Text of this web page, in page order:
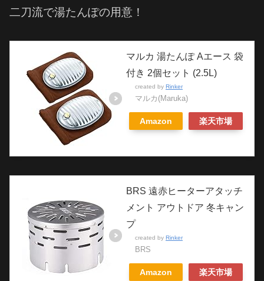
二刀流で湯たんぽの用意！
マルカ 湯たんぽ Aエース 袋
付き 2個セット (2.5L)
created by Rinker
マルカ(Maruka)
Amazon 楽天市場
BRS 遠赤ヒーターアタッチ
メント アウトドア 冬キャン
プ
created by Rinker
BRS
Amazon 楽天市場